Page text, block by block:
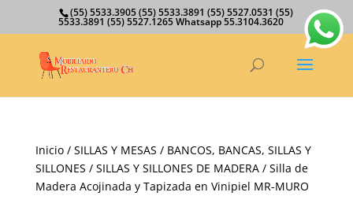
(55) 5533.3905 (55) 5533.3891 (55) 5527.0531 (55)
5533.3891 (55) 5527.1265 Whatsapp 55.3104.3620
Inicio/ SILLAS Y MESAS / BANCOS, BANCAS, SILLAS Y
SILLONES / SILLAS Y SILLONES DE MADERA/ Silla de
Madera Acojinada y Tapizada en Vinipiel MR-MURO